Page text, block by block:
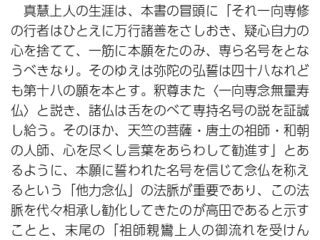
真慧上人の生涯は、本書の冒頭に「それ一向専修
の行者はひとえに万行諸善をさしおき、疑心自力の
心を捨てて、一筋に本願をたのみ、専ら名号をとな
うべきなり。そのゆえは弥陀の弘誓は四十八なれど
も第十八の願を本とす。釈尊また〈一向専念無量寿
仏〉と説き、諸仏は舌をのべて専持名号の説を証誠
し給う。そのほか、天竺の菩薩・唐土の祖師・和朝
の人師、心を尽くし言葉をあらわして勧進す」とあ
るように、本願に誓われた名号を信じて念仏を称え
るという「他力念仏」の法脈が重要であり、この法
脈を代々相承し勧化してきたのが高田であると示す
ことと、末尾の「祖師親鸞上人の御流れを受けん